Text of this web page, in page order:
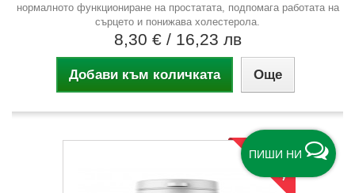
ПИШИ НИ
нормалното функциониране на простатата, подпомага работата на
сърцето и понижава холестерола.
8,30 € / 16,23 лв
Добави към количката Още
ОФЕРТА